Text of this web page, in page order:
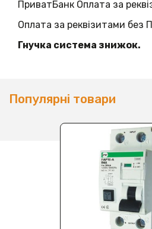
ПриватБанк Оплата за
Оплата за реквізитами без
Гнучка система знижок.
Популярні товари